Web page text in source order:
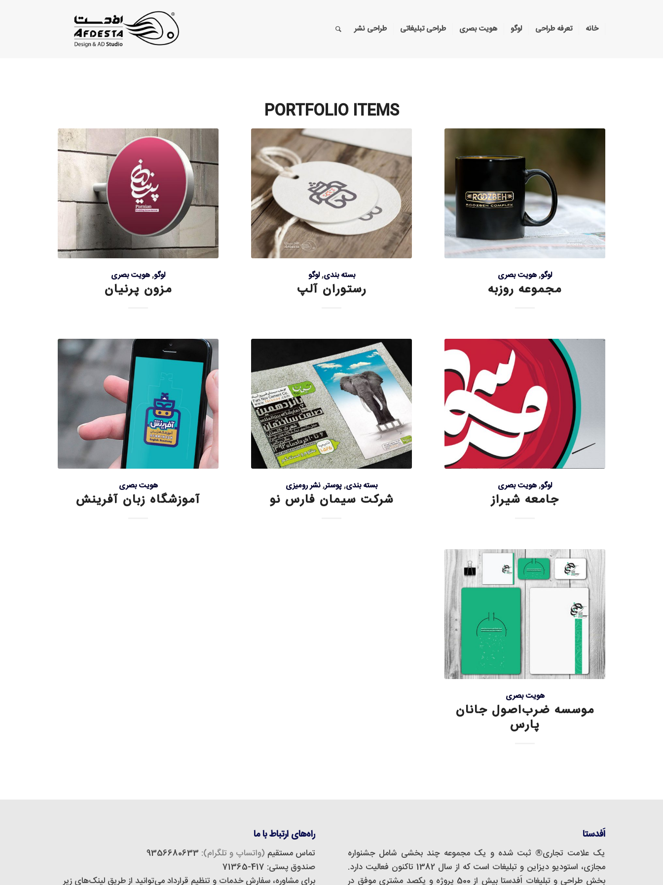
خانه تعرفه طراحی لوگو هویت بصری طراحی تبلیغاتی طراحی نشر
PORTFOLIO ITEMS
لوگو,هویت بصری
مجموعه روزبه
بسته بندی,لوگو
رستوران آلپ
لوگو,هویت بصری
مزون پرنیان
لوگو,هویت بصری
جامعه شیراز
بسته بندی,پوستر,نشر رومیزی
شرکت سیمان فارس نو
هویت بصری
آموزشگاه زبان آفرینش
هویت بصری
موسسه ضرب‌اصول جانان
پارس
اَفدستا
یک علامت تجاری® ثبت شده و یک مجموعه‌ چند بخشی شامل جشنواره
مجازی، استودیو دیزاین و تبلیغات است که از سال 1382 تاکنون فعالیت دارد.
بخش طراحی و تبلیغات اَفدستا بیش از 500 پروژه و یکصد مشتری موفق در
راه‌های ارتباط با ما
تماس مستقیم (واتساپ و تلگرام):
صندوق پستی: 417-71365
برای مشاوره، سفارش خدمات و تنظیم قرارداد می‌توانید از طریق لینک‌های زیر